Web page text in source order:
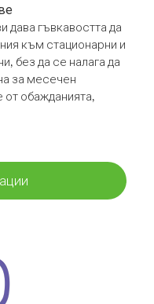
дава гъвкавостта да
към стационарни и
без да се налага да
за месечен
обажданията,